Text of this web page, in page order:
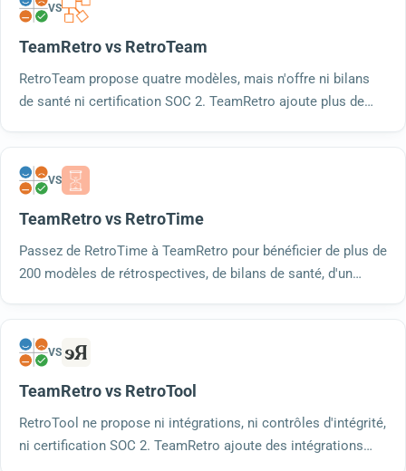
VS
TeamRetro vs RetroTeam
RetroTeam propose quatre modèles, mais n'offre ni bilans
de santé ni certification SOC 2. TeamRetro ajoute plus de
basées sur l'IA et une certification SOC 2 de type 2 pour
chaque équipe.
VS
TeamRetro vs RetroTime
Passez de RetroTime à TeamRetro pour bénéficier de plus de
200 modèles de rétrospectives, de bilans de santé, d'un
certification de sécurité SOC 2 Type 2. Essayez-le
gratuitement.
VS
TeamRetro vs RetroTool
RetroTool ne propose ni intégrations, ni contrôles d'intégrité,
ni certification SOC 2. TeamRetro ajoute des intégrations